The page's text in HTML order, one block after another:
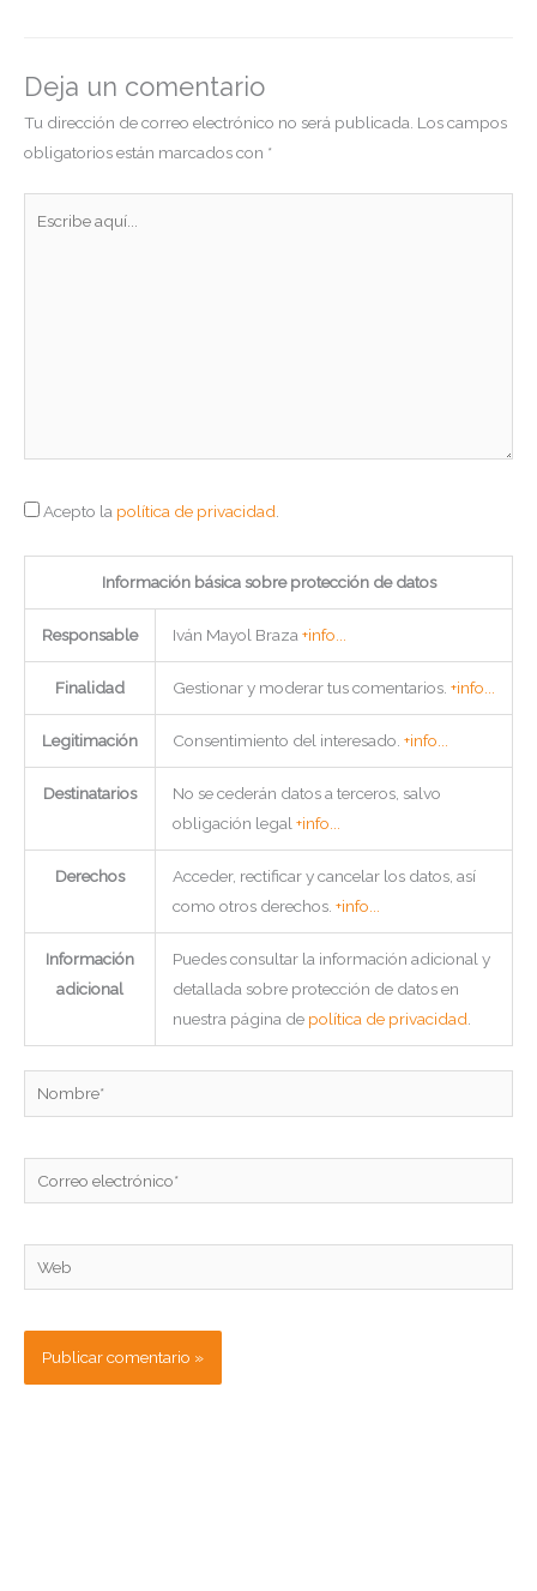
Deja un comentario
Tu dirección de correo electrónico no será publicada. Los campos
obligatorios están marcados con *
Acepto la política de privacidad
Información básica sobre protección de datos
Responsable Iván Mayol Braza +info...
Finalidad Gestionar y moderar tus comentarios. +info...
Legitimación Consentimiento del interesado. +info...
Destinatarios
No se cederán datos a terceros, salvo
obligación legal +info...
Derechos
Acceder, rectificar y cancelar los datos, así
como otros derechos. +info...
Información
adicional
Puedes consultar la información adicional y
detallada sobre protección de datos en
nuestra página de política de privacidad
Nombre*
electrónico*